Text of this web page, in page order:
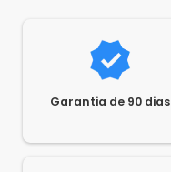
Garantia de 90 dias